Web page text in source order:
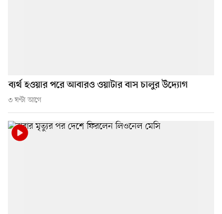
ব্যর্থ হওয়ার পরে আবারও ওয়াটার বাস চালুর উদ্যোগ
৩ ঘণ্টা আগে